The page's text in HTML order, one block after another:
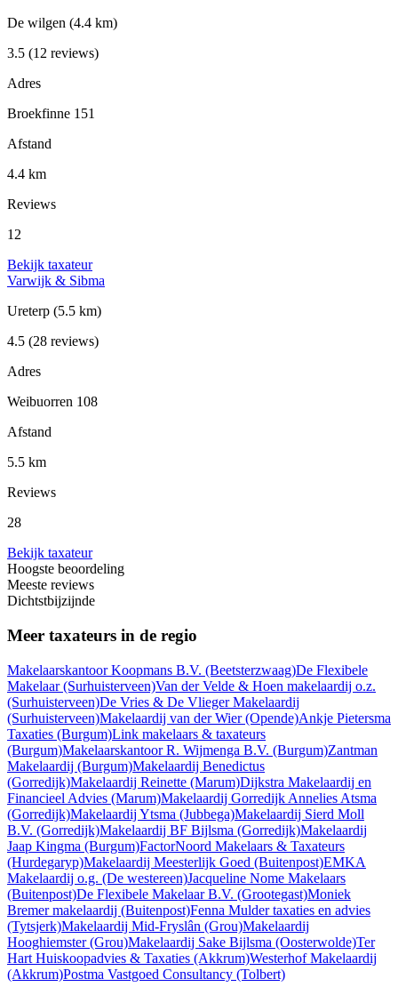
De wilgen (4.4 km)
3.5 (12 reviews)
Adres
Broekfinne 151
Afstand
4.4 km
Reviews
12
Bekijk taxateur
Varwijk & Sibma
Ureterp (5.5 km)
4.5 (28 reviews)
Adres
Weibuorren 108
Afstand
5.5 km
Reviews
28
Bekijk taxateur
Hoogste beoordeling
Meeste reviews
Dichtstbijzijnde
Meer taxateurs in de regio
Makelaarskantoor Koopmans B.V. (Beetsterzwaag)De Flexibele
Makelaar(Surhuisterveen)Van der Velde & Hoen makelaardij o.z.
(Surhuisterveen)De Vries & De Vlieger Makelaardij
(Surhuisterveen)Makelaardij van der Wier(Opende)Ankje Pietersma
Taxaties (Burgum)Link makelaars & taxateurs
(Burgum)Makelaarskantoor R. Wijmenga B.V. (Burgum)Zantman
Makelaardij (Burgum)Makelaardij Benedictus
(Gorredijk)Makelaardij Reinette (Marum)Dijkstra Makelaardij en
Financieel Advies (Marum)Makelaardij Gorredijk Annelies Atsma
(Gorredijk)Makelaardij Ytsma (Jubbega)Makelaardij Sierd Moll
B.V. (Gorredijk)Makelaardij BF Bijlsma (Gorredijk)Makelaardij
Jaap Kingma (Burgum)FactorNoord Makelaars & Taxateurs
(Hurdegaryp)Makelaardij Meesterlijk Goed (Buitenpost)EMKA
Makelaardij o.g. (De westereen)Jacqueline Nome Makelaars
(Buitenpost)De Flexibele Makelaar B.V. (Grootegast)Moniek
Bremer makelaardij (Buitenpost)Fenna Mulder taxaties en advies
(Tytsjerk)Makelaardij Mid-Fryslân (Grou)Makelaardij
Hooghiemster(Grou)Makelaardij Sake Bijlsma (Oosterwolde)Ter
Hart Huiskoopadvies & Taxaties (Akkrum)Westerhof Makelaardij
(Akkrum)Postma Vastgoed Consultancy (Tolbert)